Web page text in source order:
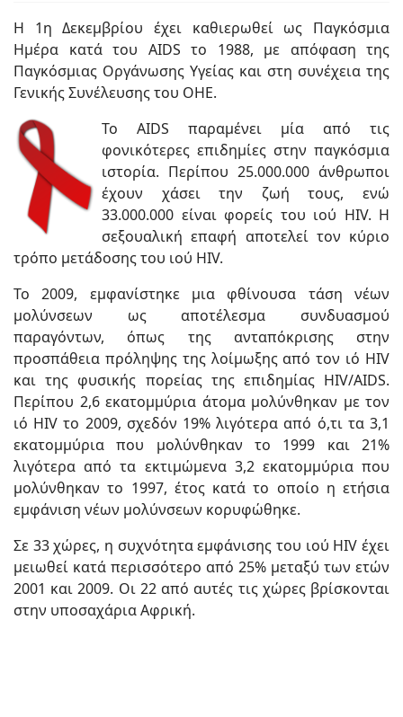
Η 1η Δεκεμβρίου έχει καθιερωθεί ως Παγκόσμια
Ημέρα κατά του AIDS το 1988, με απόφαση της
Παγκόσμιας Οργάνωσης Υγείας και στη συνέχεια της
Γενικής Συνέλευσης του ΟΗΕ.
Το AIDS παραμένει μία από τις
φονικότερες επιδημίες στην παγκόσμια
ιστορία. Περίπου 25.000.000 άνθρωποι
έχουν χάσει την ζωή τους, ενώ
33.000.000 είναι φορείς του ιού HIV. Η
σεξουαλική επαφή αποτελεί τον κύριο
τρόπο μετάδοσης του ιού HIV.
Το 2009, εμφανίστηκε μια φθίνουσα τάση νέων
μολύνσεων ως αποτέλεσμα συνδυασμού
παραγόντων, όπως της ανταπόκρισης στην
προσπάθεια πρόληψης της λοίμωξης από τον ιό HIV
και της φυσικής πορείας της επιδημίας HIV/AIDS.
Περίπου 2,6 εκατομμύρια άτομα μολύνθηκαν με τον
ιό HIV το 2009, σχεδόν 19% λιγότερα από ό,τι τα 3,1
εκατομμύρια που μολύνθηκαν το 1999 και 21%
λιγότερα από τα εκτιμώμενα 3,2 εκατομμύρια που
μολύνθηκαν το 1997, έτος κατά το οποίο η ετήσια
εμφάνιση νέων μολύνσεων κορυφώθηκε.
Σε 33 χώρες, η συχνότητα εμφάνισης του ιού HIV έχει
μειωθεί κατά περισσότερο από 25% μεταξύ των ετών
2001 και 2009. Οι 22 από αυτές τις χώρες βρίσκονται
στην υποσαχάρια Αφρική.